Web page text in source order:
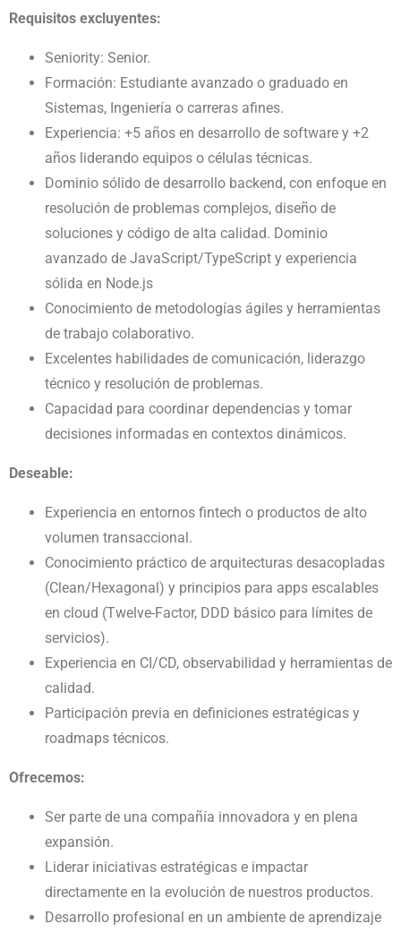
Requisitos excluyentes:
Seniority: Senior.
Formación: Estudiante avanzado o graduado en
Sistemas, Ingeniería o carreras afines.
Experiencia: +5 años en desarrollo de software y +2
años liderando equipos o células técnicas.
Dominio sólido de desarrollo backend, con enfoque en
resolución de problemas complejos, diseño de
soluciones y código de alta calidad. Dominio
avanzado de JavaScript/TypeScript y experiencia
sólida en Node.js
Conocimiento de metodologías ágiles y herramientas
de trabajo colaborativo.
Excelentes habilidades de comunicación, liderazgo
técnico y resolución de problemas.
Capacidad para coordinar dependencias y tomar
decisiones informadas en contextos dinámicos.
Deseable:
Experiencia en entornos fintech o productos de alto
volumen transaccional.
Conocimiento práctico de arquitecturas desacopladas
(Clean/Hexagonal) y principios para apps escalables
en cloud (Twelve-Factor, DDD básico para límites de
servicios).
Experiencia en CI/CD, observabilidad y herramientas de
calidad.
Participación previa en definiciones estratégicas y
roadmaps técnicos.
Ofrecemos:
Ser parte de una compañía innovadora y en plena
expansión.
Liderar iniciativas estratégicas e impactar
directamente en la evolución de nuestros productos.
Desarrollo profesional en un ambiente de aprendizaje